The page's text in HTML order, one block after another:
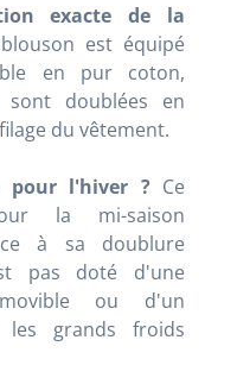
exacte de la
est équipé
en pur coton,
doublées en
du vêtement.
pour l'hiver ?Ce
la mi-saison
à sa doublure
pas doté d'une
ou d'un
les grands froids